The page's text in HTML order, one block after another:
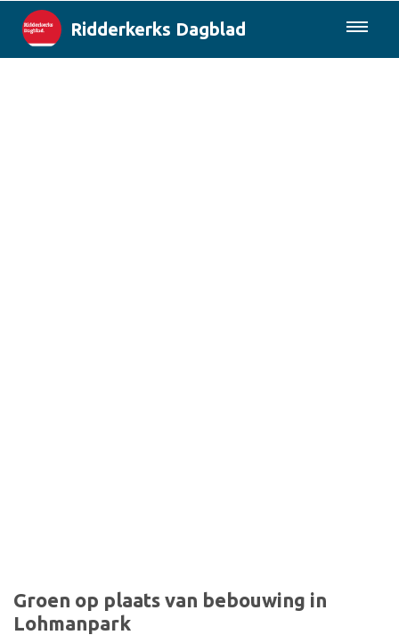
Ridderkerks Dagblad
Groen op plaats van bebouwing in
Lohmanpark